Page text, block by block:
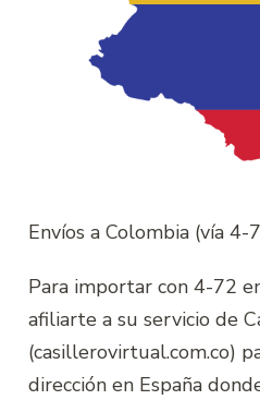
Envíos a Colombia (vía 4-
Para importar con 4-72
afiliarte a su servicio de
(casillerovirtual.com.co)
dirección en España